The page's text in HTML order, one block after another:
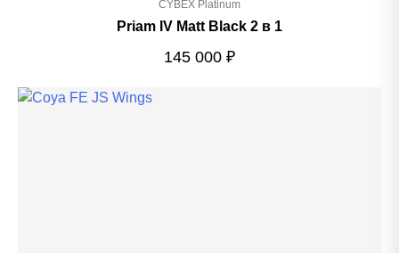
CYBEX Platinum
Priam IV Matt Black 2 в 1
145 000 ₽